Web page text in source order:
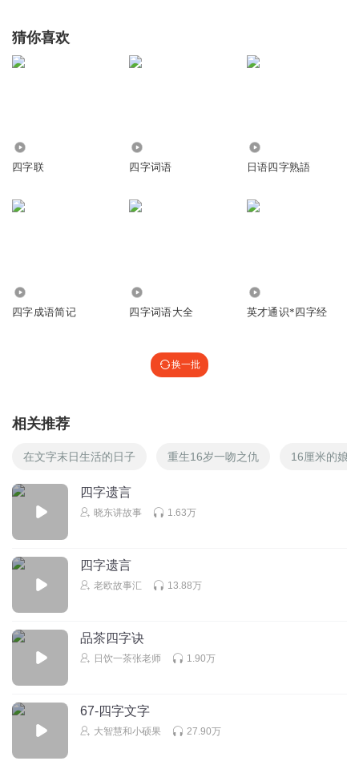
猜你喜欢
四字联 四字词语 日语四字熟語
四字成语简记 四字词语大全 英才通识*四字经
换一批
相关推荐
在文字末日生活的日子 重生16岁一吻之仇 16厘米的娘子
四字遗言
晓东讲故事 1.63万
四字遗言
老欧故事汇 13.88万
品茶四字诀
日饮一茶张老师 1.90万
67-四字文字
大智慧和小硕果 27.90万